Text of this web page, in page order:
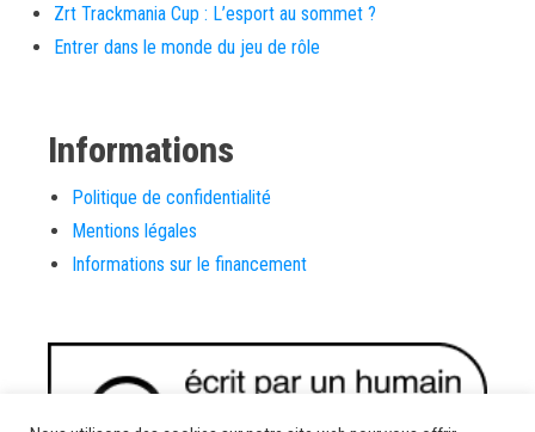
Zrt Trackmania Cup : L’esport au sommet ?
Entrer dans le monde du jeu de rôle
Informations
Politique de confidentialité
Mentions légales
Informations sur le financement